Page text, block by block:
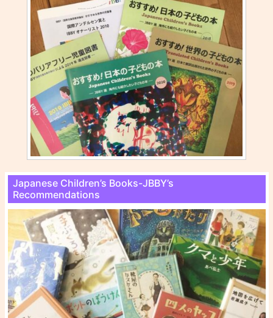
Japanese Children’s Books-JBBY’s
Recommendations